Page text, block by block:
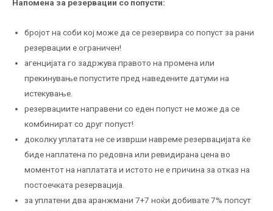
Напомена за резервации со попусти:
бројот на соби кој може да се резервира со попуст за рани
резервации е ограничен!
агенцијата го задржува правото на промена или
прекинување попустите пред наведените датуми на
истекување.
резервациите направени со еден попуст не може да се
комбинират со друг попуст!
доколку уплатата не се изврши навреме резервацијата ќе
биде наплатена по редовна или ревидирана цена во
моментот на наплатата и истото не е причина за отказ на
постоечката резервација.
за уплатени два аранжмани 7+7 ноќи добивате 7% попсут